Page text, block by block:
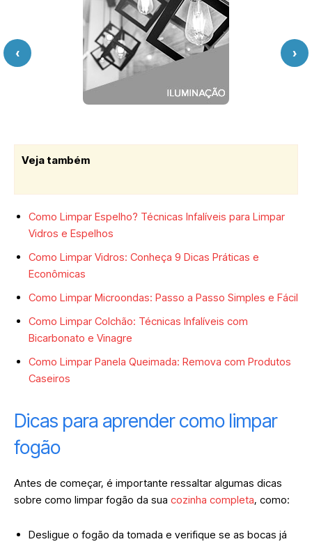
‹ ›
Veja também
Como Limpar Espelho? Técnicas Infalíveis para Limpar
Vidros e Espelhos
Como Limpar Vidros: Conheça 9 Dicas Práticas e
Econômicas
Como Limpar Microondas: Passo a Passo Simples e Fácil
Como Limpar Colchão: Técnicas Infalíveis com
Bicarbonato e Vinagre
Como Limpar Panela Queimada: Remova com Produtos
Caseiros
Dicas para aprender como limpar
fogão
Antes de começar, é importante ressaltar algumas dicas
sobre como limpar fogão da sua cozinha completa, como:
Desligue o fogão da tomada e verifique se as bocas já